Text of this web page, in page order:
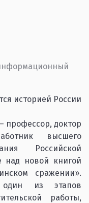
историей России
профессор, доктор
высшего
Российской
над новой книгой
сражении».
один из этапов
работы,